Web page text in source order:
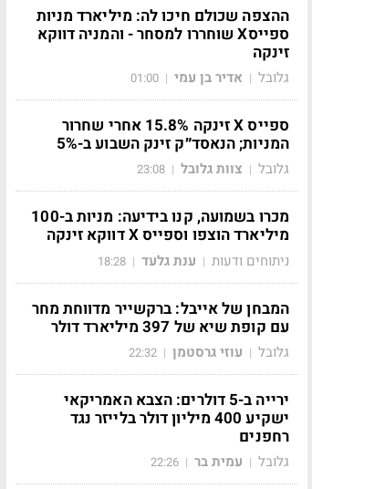
ההצפה שכולם חיכו לה: מיליארד מניות
ספייסX שוחררו למסחר - והמניה דווקא
זינקה
גלובל | אדיר בן עמי |
01:00
ספייס X זינקה 15.8% אחרי שחרור
המניות; הנאסד״ק זינק השבוע ב-5%
גלובל | צוות גלובל |
23:08
מכרו בשמועה, קנו בידיעה: מניות ב-100
מיליארד הוצפו וספייס X דווקא זינקה
ניתוחים ודעות | ענת גלעד |
18:28
המבחן של אייבל: ברקשייר מדווחת מחר
עם קופת שיא של 397 מיליארד דולר
גלובל | עוזי גרסטמן |
22:32
ירייה ב-5 דולרים: הצבא האמריקאי
ישקיע 400 מיליון דולר בלייזר נגד
רחפנים
גלובל | עמית בר |
22:26